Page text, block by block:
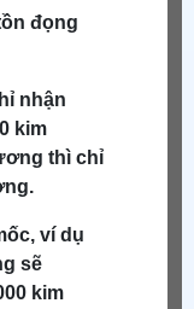
đọng
nhận
kim
thì chỉ
ví dụ
sẽ
kim